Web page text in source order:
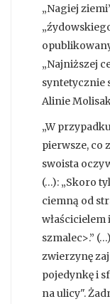
„Nagiej
„Najniższej
syntetycznie
Alinie
„W
pierwsze, co
swoista
(…): „Skoro
ciemną od
właścicielem
szmalec>.”
zwierzynę
pojedynkę i
na ulicy".